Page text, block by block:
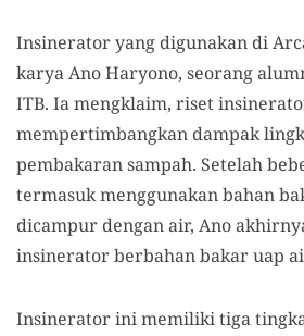
Insinerator yang digunakan di
karya Ano Haryono, seorang
ITB. Ia mengklaim, riset
mempertimbangkan dampak
pembakaran sampah. Setelah
termasuk menggunakan bahan
dicampur dengan air, Ano
insinerator berbahan bakar uap
Insinerator ini memiliki tiga